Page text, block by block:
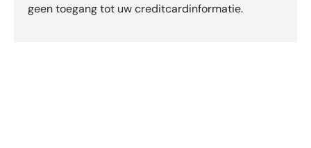
geen toegang tot uw creditcardinformatie.